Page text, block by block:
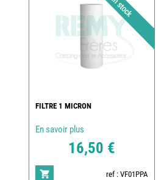
FILTRE 1 MICRON
En savoir plus
16,50 €
ref : VF01PPA